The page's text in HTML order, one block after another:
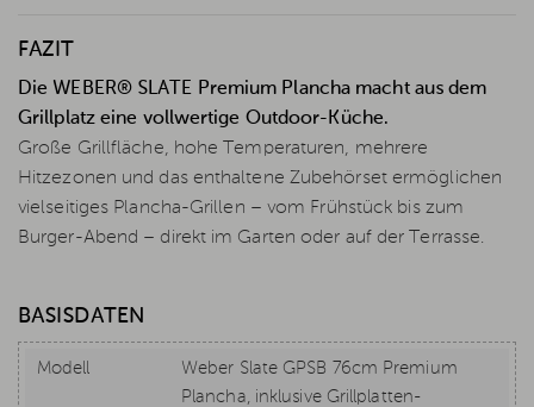
FAZIT
Die WEBER® SLATE Premium Plancha macht aus dem
Grillplatz eine vollwertige Outdoor-Küche.
Große Grillfläche, hohe Temperaturen, mehrere
Hitzezonen und das enthaltene Zubehörset ermöglichen
vielseitiges Plancha-Grillen – vom Frühstück bis zum
Burger-Abend – direkt im Garten oder auf der Terrasse.
BASISDATEN
Modell
Weber Slate GPSB 76cm Premium
Plancha, inklusive Grillplatten-